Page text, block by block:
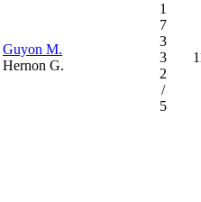
Guyon M.
Hernon G.
1
7
3
3
2
/
5